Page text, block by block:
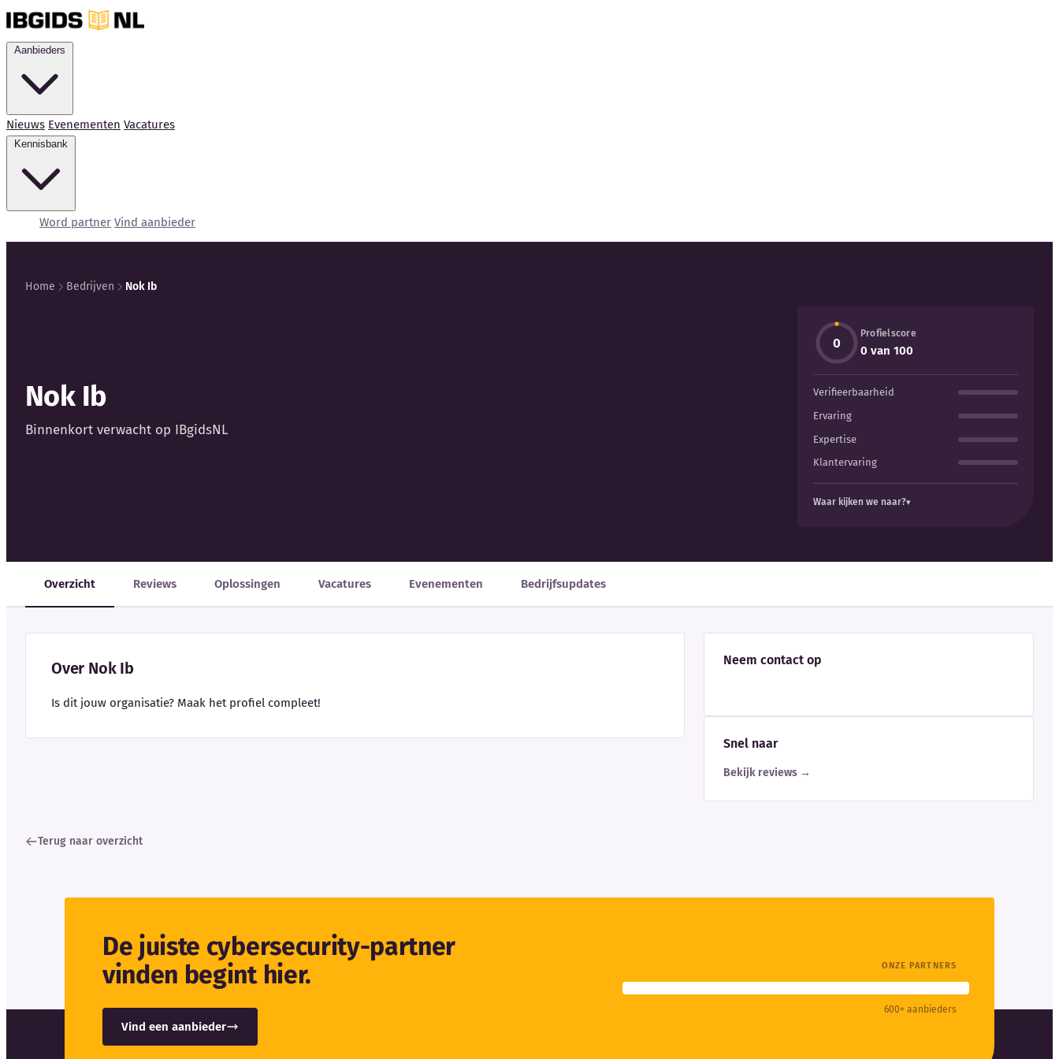
Nieuws Evenementen Vacatures
Word partner Vind aanbieder
Home Bedrijven Nok Ib
Nok Ib
Binnenkort verwacht op IBgidsNL
0
Profielscore
0 van 100
Verifieerbaarheid
Ervaring
Expertise
Klantervaring
Waar kijken we naar?
Overzicht Reviews Oplossingen Vacatures Evenementen Bedrijfsupdates
Over Nok Ib
Is dit jouw organisatie? Maak het profiel compleet!
Neem contact op
Snel naar
Bekijk reviews →
Terug naar overzicht
De juiste cybersecurity-partner
vinden begint hier.
Vind een aanbieder
ONZE PARTNERS
600+ aanbieders